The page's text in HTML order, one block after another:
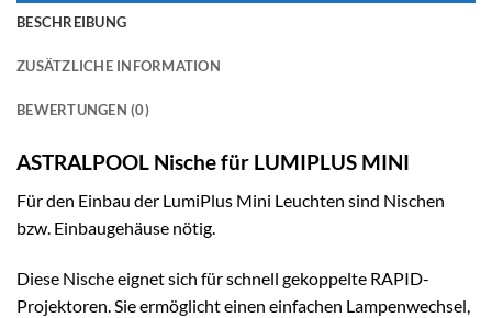
BESCHREIBUNG
ZUSÄTZLICHE INFORMATION
BEWERTUNGEN (0)
ASTRALPOOL Nische für LUMIPLUS MINI
Für den Einbau der LumiPlus Mini Leuchten sind Nischen
bzw. Einbaugehäuse nötig.
Diese Nische eignet sich für schnell gekoppelte RAPID-
Projektoren. Sie ermöglicht einen einfachen Lampenwechsel,